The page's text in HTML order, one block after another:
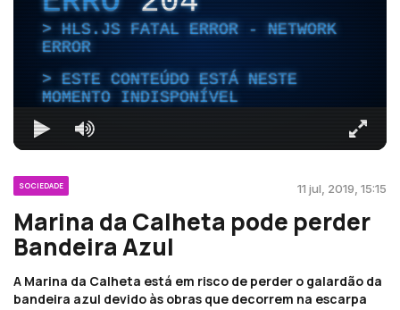
HLS.JS FATAL ERROR - NETWORK
ERROR
ESTE CONTEÚDO ESTÁ NESTE
MOMENTO INDISPONÍVEL
SOCIEDADE 11 jul, 2019, 15:15
Marina da Calheta pode perder
Bandeira Azul
A Marina da Calheta está em risco de perder o galardão da
bandeira azul devido às obras que decorrem na escarpa